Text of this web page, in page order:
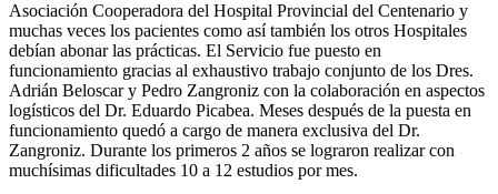
Asociación Cooperadora del Hospital Provincial del Centenario y
muchas veces los pacientes como así también los otros Hospitales
debían abonar las prácticas. El Servicio fue puesto en
funcionamiento gracias al exhaustivo trabajo conjunto de los Dres.
Adrián Beloscar y Pedro Zangroniz con la colaboración en aspectos
logísticos del Dr. Eduardo Picabea. Meses después de la puesta en
funcionamiento quedó a cargo de manera exclusiva del Dr.
Zangroniz. Durante los primeros 2 años se lograron realizar con
muchísimas dificultades 10 a 12 estudios por mes.